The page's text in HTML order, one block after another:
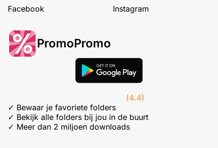
Facebook
Instagram
PromoPromo
(4.4)
✓ Bewaar je favoriete folders
✓ Bekijk alle folders bij jou in de buurt
✓ Meer dan 2 miljoen downloads